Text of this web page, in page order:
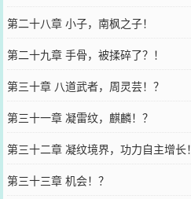
第二十八章 小子，南枫之子！
第二十九章 手骨，被揉碎了？！
第三十章 八道武者，周灵芸！？
第三十一章 凝雷纹，麒麟！？
第三十二章 凝纹境界，功力自主增长！
第三十三章 机会！？